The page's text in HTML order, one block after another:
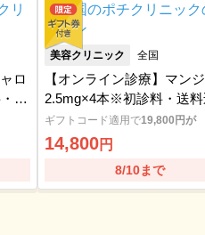
ロ
ア
美容クリニック 全国
【オンライン診療】マン
2.5mg×4本※初診料・送料
ギフトコード適用で19,800円が
14,800円
8/10まで